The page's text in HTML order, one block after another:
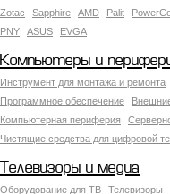
Zotac Sapphire AMD Palit
PNY
ASUS EVGA
Компьютеры и
Инструмент для монтажа и ремонта
Программное обеспечение
Компьютерная периферия
Чистящие средства для цифровой
Телевизоры и медиа
Оборудование для ТВ Телевизоры